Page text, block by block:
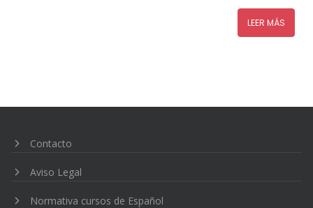
LEER MÁS
Contacto
Aviso Legal
Normativa cursos de Español